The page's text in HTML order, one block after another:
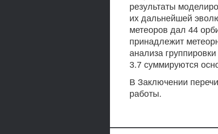
результаты
их дальнейшей
метеоров дал 44
принадлежит
анализа
3.7 суммируются
В Заключении
работы.